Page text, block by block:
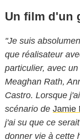
Un film d'un
"Je suis
que réalisateur
particulier, avec
Meaghan Rath,
Castro. Lorsque
scénario de Jamie
j'ai su que ce
donner vie à cette